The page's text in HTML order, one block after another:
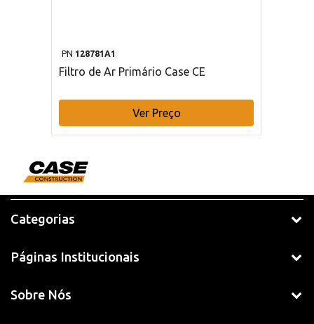
PN 128781A1
Filtro de Ar Primário Case CE
Ver Preço
Categorias
Páginas Institucionais
Sobre Nós